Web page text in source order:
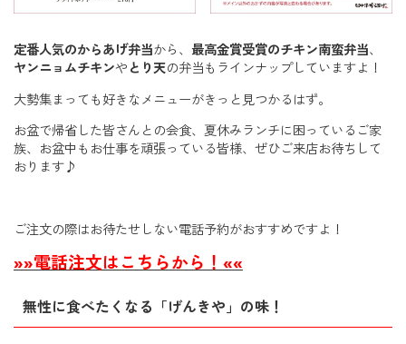
定番人気のからあげ弁当から、 最高金賞受賞のチキン南蛮弁当、
ヤンニョムチキンや とり天の弁当もラインナップしていますよ！
大勢集まっても好きなメニューがきっと見つかるはず。
お盆で帰省した皆さんとの会食、夏休みランチに困っているご家
族、お盆中もお仕事を頑張っている皆様、ぜひご来店お待ちして
おります♪
ご注文の際はお待たせしない電話予約がおすすめですよ！
»»電話注文はこちらから！««
無性に食べたくなる「げんきや」の味！